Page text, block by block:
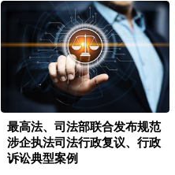
最高法、司法部联合发布规范
涉企执法司法行政复议、行政
诉讼典型案例